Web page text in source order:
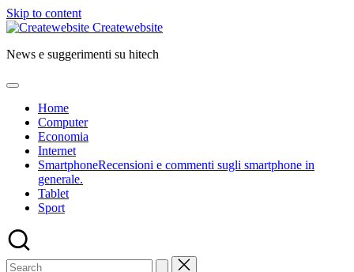
Skip to content
Createwebsite
News e suggerimenti su hitech
Home
Computer
Economia
Internet
SmartphoneRecensioni e commenti sugli smartphone in
generale.
Tablet
Sport